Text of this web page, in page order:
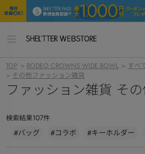
ー
を
開
く
TOP > RODEO CROWNS WIDE BOWL > すべ
> その他ファッション雑貨
ファッション雑貨 そ
検索結果107件
#バッグ #コラボ #キーホルダー